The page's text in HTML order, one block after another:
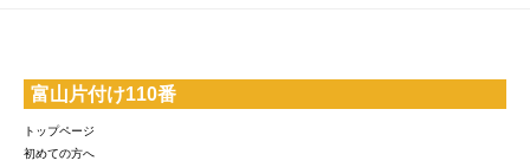
富山片付け110番
トップページ
初めての方へ